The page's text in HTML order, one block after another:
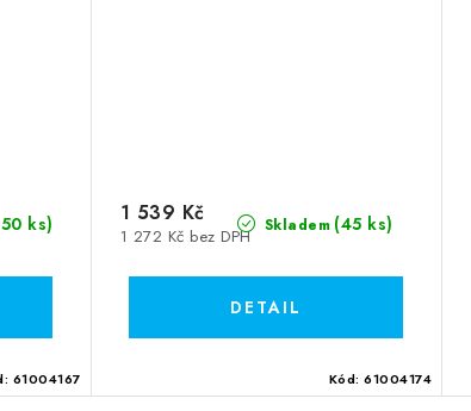
ks)
61004167
Skladem (45 ks)
1 272 Kč bez DPH
1 539 Kč
Kód: 61004174